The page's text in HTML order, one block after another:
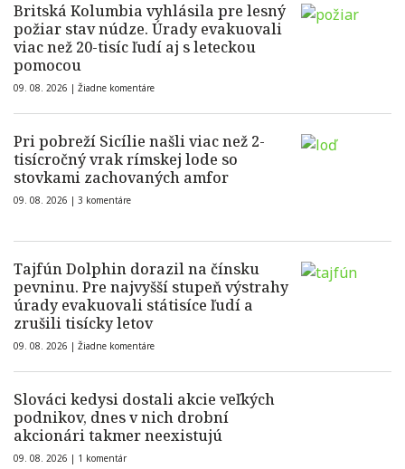
Britská Kolumbia vyhlásila pre lesný
požiar stav núdze. Úrady evakuovali
viac než 20-tisíc ľudí aj s leteckou
pomocou
09. 08. 2026 | Žiadne komentáre
Pri pobreží Sicílie našli viac než 2-
tisícročný vrak rímskej lode so
stovkami zachovaných amfor
09. 08. 2026 | 3 komentáre
Tajfún Dolphin dorazil na čínsku
pevninu. Pre najvyšší stupeň výstrahy
úrady evakuovali státisíce ľudí a
zrušili tisícky letov
09. 08. 2026 | Žiadne komentáre
Slováci kedysi dostali akcie veľkých
podnikov, dnes v nich drobní
akcionári takmer neexistujú
09. 08. 2026 | 1 komentár